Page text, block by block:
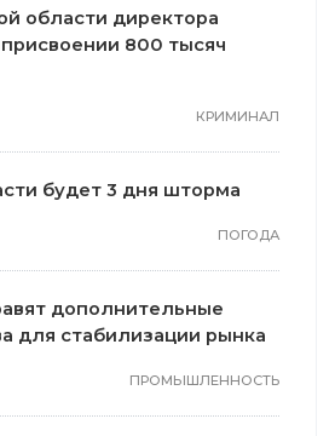
области директора
800 тысяч
КРИМИНАЛ
будет 3 дня шторма
ПОГОДА
дополнительные
для стабилизации рынка
ПРОМЫШЛЕННОСТЬ